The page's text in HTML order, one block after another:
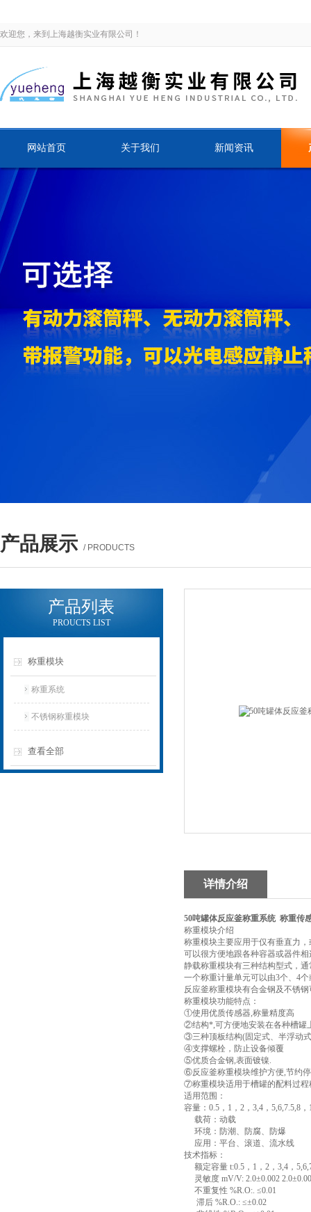
欢迎您，来到上海越衡实业有限公司！
网站首页 关于我们 新闻资讯
产品展示 / PRODUCTS
产品列表
PROUCTS LIST
称重模块
称重系统
不锈钢称重模块
查看全部
详情介绍
50吨罐体反应釜称重系统 称重传
称重模块介绍
称重模块主要应用于仅有垂直力
可以很方便地跟各种容器或器件
静载称重模块有三种结构型式，
一个称重计量单元可以由3个、4
反应釜称重模块有合金钢及不锈
称重模块功能特点：
①使用优质传感器,称量精度高
②结构*,可方便地安装在各种槽罐
③三种顶板结构(固定式、半浮动
④支撑螺栓，防止设备倾覆
⑤优质合金钢,表面镀镍.
⑥反应釜称重模块维护方便,节约
⑦称重模块适用于槽罐的配料过程
适用范围：
容量：0.5，1，2，3,4，5,6,7.5,8
载荷：动载
环境：防潮、防腐、防爆
应用：平台、滚道、流水线
技术指标：
额定容量 t:0.5，1，2，3,4，
灵敏度 mV/V: 2.0±0.002
不重复性 %R.O:. ≤0.01
滞后 %R.O.: ≤±0.02